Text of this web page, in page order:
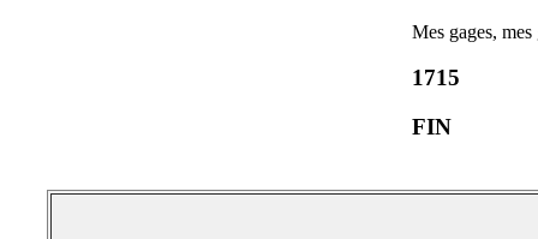
Mes gages,
1715
FIN